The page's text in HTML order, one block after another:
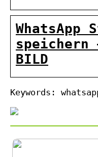
speichern –
BILD
Keywords: